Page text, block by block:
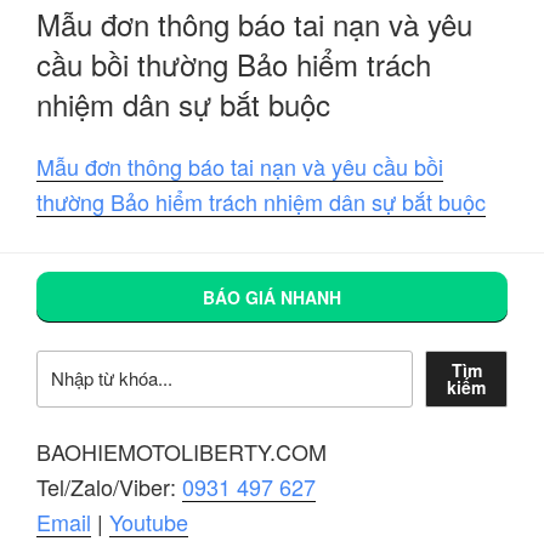
Mẫu đơn thông báo tai nạn và yêu
cầu bồi thường Bảo hiểm trách
nhiệm dân sự bắt buộc
Mẫu đơn thông báo tai nạn và yêu cầu bồi
thường Bảo hiểm trách nhiệm dân sự bắt buộc
BÁO GIÁ NHANH
Tìm
kiếm
BAOHIEMOTOLIBERTY.COM
Tel/Zalo/Viber: 0931 497 627
Email | Youtube